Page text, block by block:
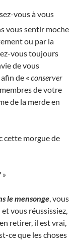
vous à vous
vous sentir moche
ou par la
vous toujours
de vous
afin de « conserver
de votre
de la merde en
cette morgue de
»
le mensonge , vous
et vous réussissiez,
retirer, il est vrai,
ce que les choses